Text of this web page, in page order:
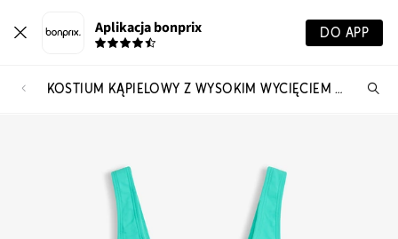
Aplikacja bonprix DO APP
KOSTIUM KĄPIELOWY Z WYSOKIM WYCIĘCIEM NA PLECACH